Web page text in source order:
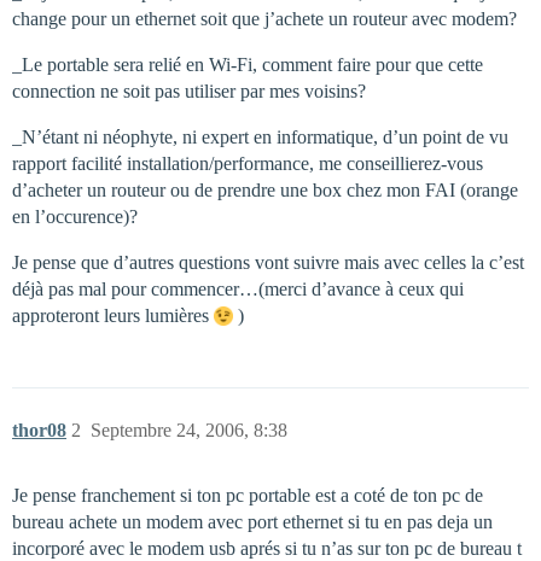
change pour un ethernet soit que j’achete un routeur avec modem?
_Le portable sera relié en Wi-Fi, comment faire pour que cette
connection ne soit pas utiliser par mes voisins?
_N’étant ni néophyte, ni expert en informatique, d’un point de vu
rapport facilité installation/performance, me conseillierez-vous
d’acheter un routeur ou de prendre une box chez mon FAI (orange
en l’occurence)?
Je pense que d’autres questions vont suivre mais avec celles la c’est
déjà pas mal pour commencer…(merci d’avance à ceux qui
approteront leurs lumières
)
thor08 Septembre 24, 2006, 8:38
2
Je pense franchement si ton pc portable est a coté de ton pc de
bureau achete un modem avec port ethernet si tu en pas deja un
incorporé avec le modem usb aprés si tu n’as sur ton pc de bureau t